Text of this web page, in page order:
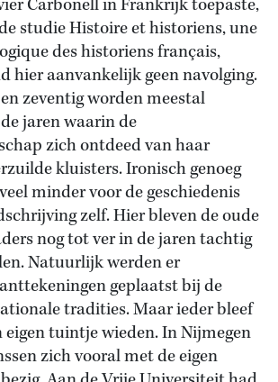
Carbonell in Frankrijk toepaste,
studie Histoire et historiens, une
des historiens français,
hier aanvankelijk geen navolging.
zeventig worden meestal
jaren waarin de
zich ontdeed van haar
kluisters. Ironisch genoeg
minder voor de geschiedenis
zelf. Hier bleven de oude
nog tot ver in de jaren tachtig
Natuurlijk werden er
geplaatst bij de
tradities. Maar ieder bleef
tuintje wieden. In Nijmegen
zich vooral met de eigen